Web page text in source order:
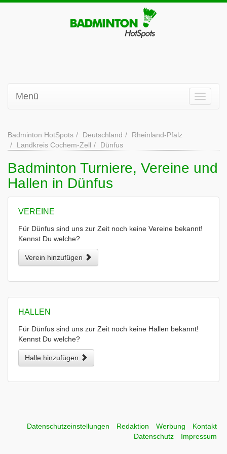
Menü
Badminton HotSpots Deutschland
Rheinland-Pfalz
Landkreis Cochem-Zell
Dünfus
Badminton Turniere, Vereine und
Hallen in Dünfus
VEREINE
Für Dünfus sind uns zur Zeit noch keine Vereine bekannt!
Kennst Du welche?
Verein hinzufügen
HALLEN
Für Dünfus sind uns zur Zeit noch keine Hallen bekannt!
Kennst Du welche?
Halle hinzufügen
Datenschutzeinstellungen Redaktion Werbung
Kontakt
Datenschutz
Impressum